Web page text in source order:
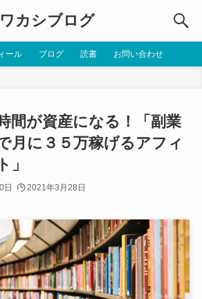
ワカシブログ
ール ブログ 読書 お問い合わせ
間が資産になる！「副業
月に３５万稼げるアフィ
」
日 2021年3月28日